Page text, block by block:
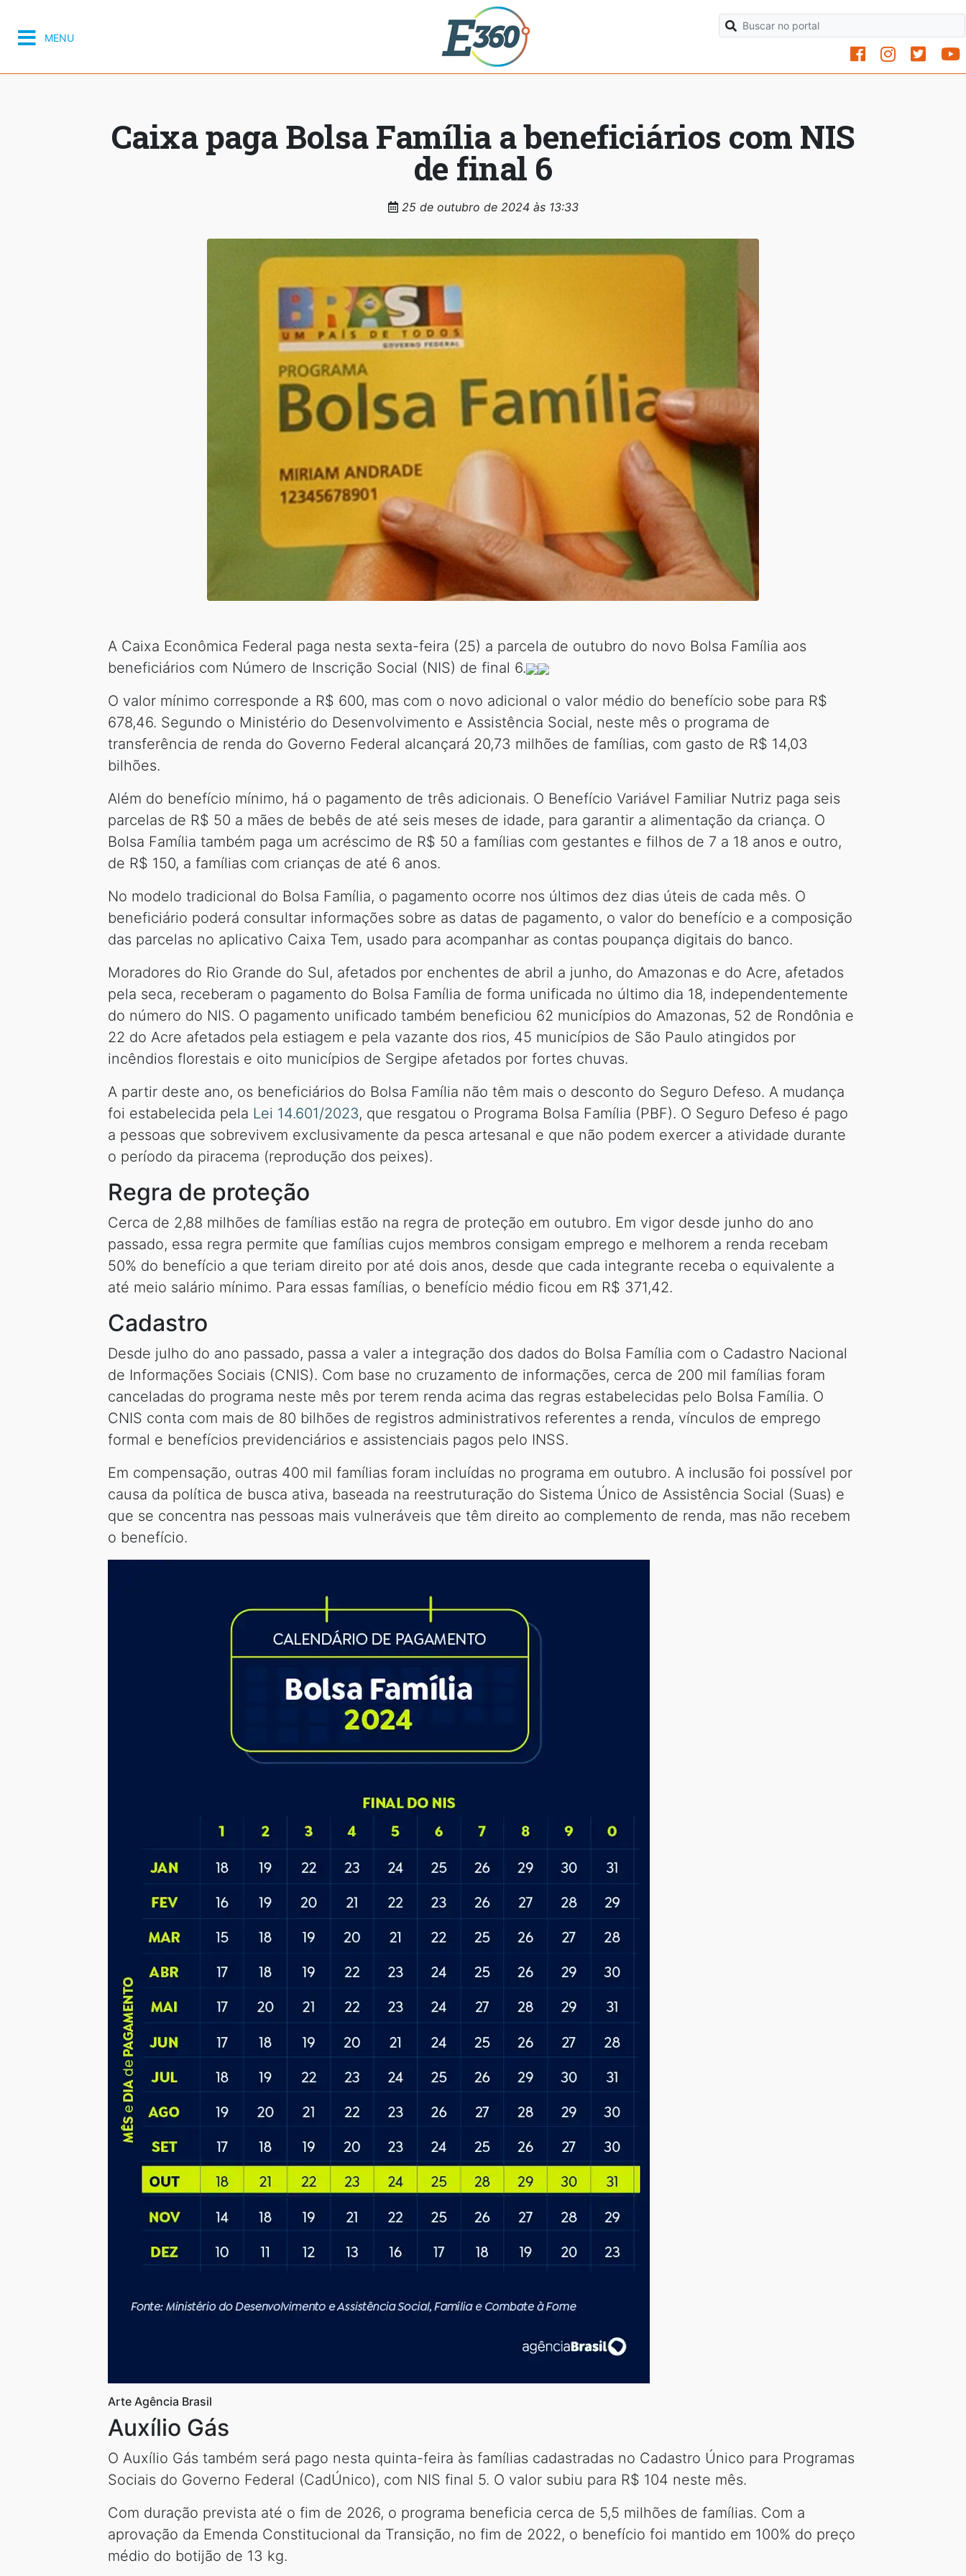
MENU
Caixa paga Bolsa Família a beneficiários com NIS
de final 6
25 de outubro de 2024 às 13:33
A Caixa Econômica Federal paga nesta sexta-feira (25) a parcela de outubro do novo Bolsa Família aos
beneficiários com Número de Inscrição Social (NIS) de final 6.
O valor mínimo corresponde a R$ 600, mas com o novo adicional o valor médio do benefício sobe para R$
678,46. Segundo o Ministério do Desenvolvimento e Assistência Social, neste mês o programa de
transferência de renda do Governo Federal alcançará 20,73 milhões de famílias, com gasto de R$ 14,03
bilhões.
Além do benefício mínimo, há o pagamento de três adicionais. O Benefício Variável Familiar Nutriz paga seis
parcelas de R$ 50 a mães de bebês de até seis meses de idade, para garantir a alimentação da criança. O
Bolsa Família também paga um acréscimo de R$ 50 a famílias com gestantes e filhos de 7 a 18 anos e outro,
de R$ 150, a famílias com crianças de até 6 anos.
No modelo tradicional do Bolsa Família, o pagamento ocorre nos últimos dez dias úteis de cada mês. O
beneficiário poderá consultar informações sobre as datas de pagamento, o valor do benefício e a composição
das parcelas no aplicativo Caixa Tem, usado para acompanhar as contas poupança digitais do banco.
Moradores do Rio Grande do Sul, afetados por enchentes de abril a junho, do Amazonas e do Acre, afetados
pela seca, receberam o pagamento do Bolsa Família de forma unificada no último dia 18, independentemente
do número do NIS. O pagamento unificado também beneficiou 62 municípios do Amazonas, 52 de Rondônia e
22 do Acre afetados pela estiagem e pela vazante dos rios, 45 municípios de São Paulo atingidos por
incêndios florestais e oito municípios de Sergipe afetados por fortes chuvas.
A partir deste ano, os beneficiários do Bolsa Família não têm mais o desconto do Seguro Defeso. A mudança
foi estabelecida pela Lei 14.601/2023, que resgatou o Programa Bolsa Família (PBF). O Seguro Defeso é pago
a pessoas que sobrevivem exclusivamente da pesca artesanal e que não podem exercer a atividade durante
o período da piracema (reprodução dos peixes).
Regra de proteção
Cerca de 2,88 milhões de famílias estão na regra de proteção em outubro. Em vigor desde junho do ano
passado, essa regra permite que famílias cujos membros consigam emprego e melhorem a renda recebam
50% do benefício a que teriam direito por até dois anos, desde que cada integrante receba o equivalente a
até meio salário mínimo. Para essas famílias, o benefício médio ficou em R$ 371,42.
Cadastro
Desde julho do ano passado, passa a valer a integração dos dados do Bolsa Família com o Cadastro Nacional
de Informações Sociais (CNIS). Com base no cruzamento de informações, cerca de 200 mil famílias foram
canceladas do programa neste mês por terem renda acima das regras estabelecidas pelo Bolsa Família. O
CNIS conta com mais de 80 bilhões de registros administrativos referentes a renda, vínculos de emprego
formal e benefícios previdenciários e assistenciais pagos pelo INSS.
Em compensação, outras 400 mil famílias foram incluídas no programa em outubro. A inclusão foi possível por
causa da política de busca ativa, baseada na reestruturação do Sistema Único de Assistência Social (Suas) e
que se concentra nas pessoas mais vulneráveis que têm direito ao complemento de renda, mas não recebem
o benefício.
Arte Agência Brasil
Auxílio Gás
O Auxílio Gás também será pago nesta quinta-feira às famílias cadastradas no Cadastro Único para Programas
Sociais do Governo Federal (CadÚnico), com NIS final 5. O valor subiu para R$ 104 neste mês.
Com duração prevista até o fim de 2026, o programa beneficia cerca de 5,5 milhões de famílias. Com a
aprovação da Emenda Constitucional da Transição, no fim de 2022, o benefício foi mantido em 100% do preço
médio do botijão de 13 kg.